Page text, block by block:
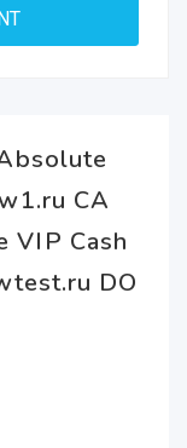
CA
VIP Cash
DO